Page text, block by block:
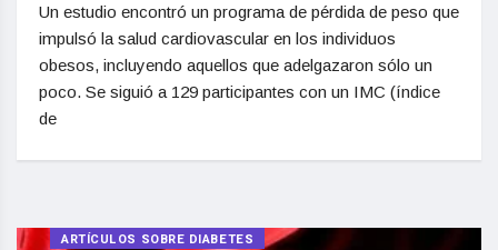
Un estudio encontró un programa de pérdida de peso que
impulsó la salud cardiovascular en los individuos
obesos, incluyendo aquellos que adelgazaron sólo un
poco. Se siguió a 129 participantes con un IMC (índice
de
ARTÍCULOS SOBRE DIABETES